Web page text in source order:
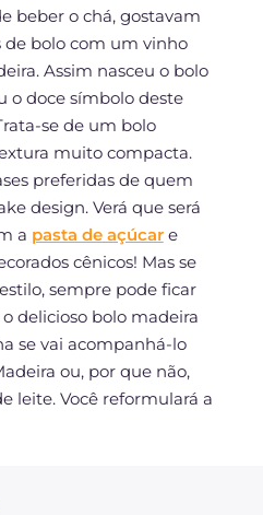
beber o chá, gostavam
bolo com um vinho
Assim nasceu o bolo
o doce símbolo deste
se de um bolo
muito compacta.
preferidas de quem
design. Verá que será
a pasta de açúcare
cênicos! Mas se
sempre pode ficar
delicioso bolo madeira
se vai acompanhá-lo
ou, por que não,
leite. Você reformulará a